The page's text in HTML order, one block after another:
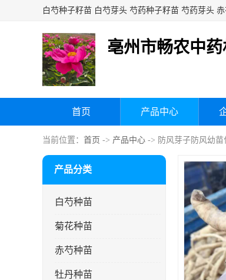
亳州市畅农中
首页 产品中心
当前位置： 首页 -> 产品中心 -> 防风芽子防风幼苗
产品分类
白芍种苗
菊花种苗
赤芍种苗
牡丹种苗